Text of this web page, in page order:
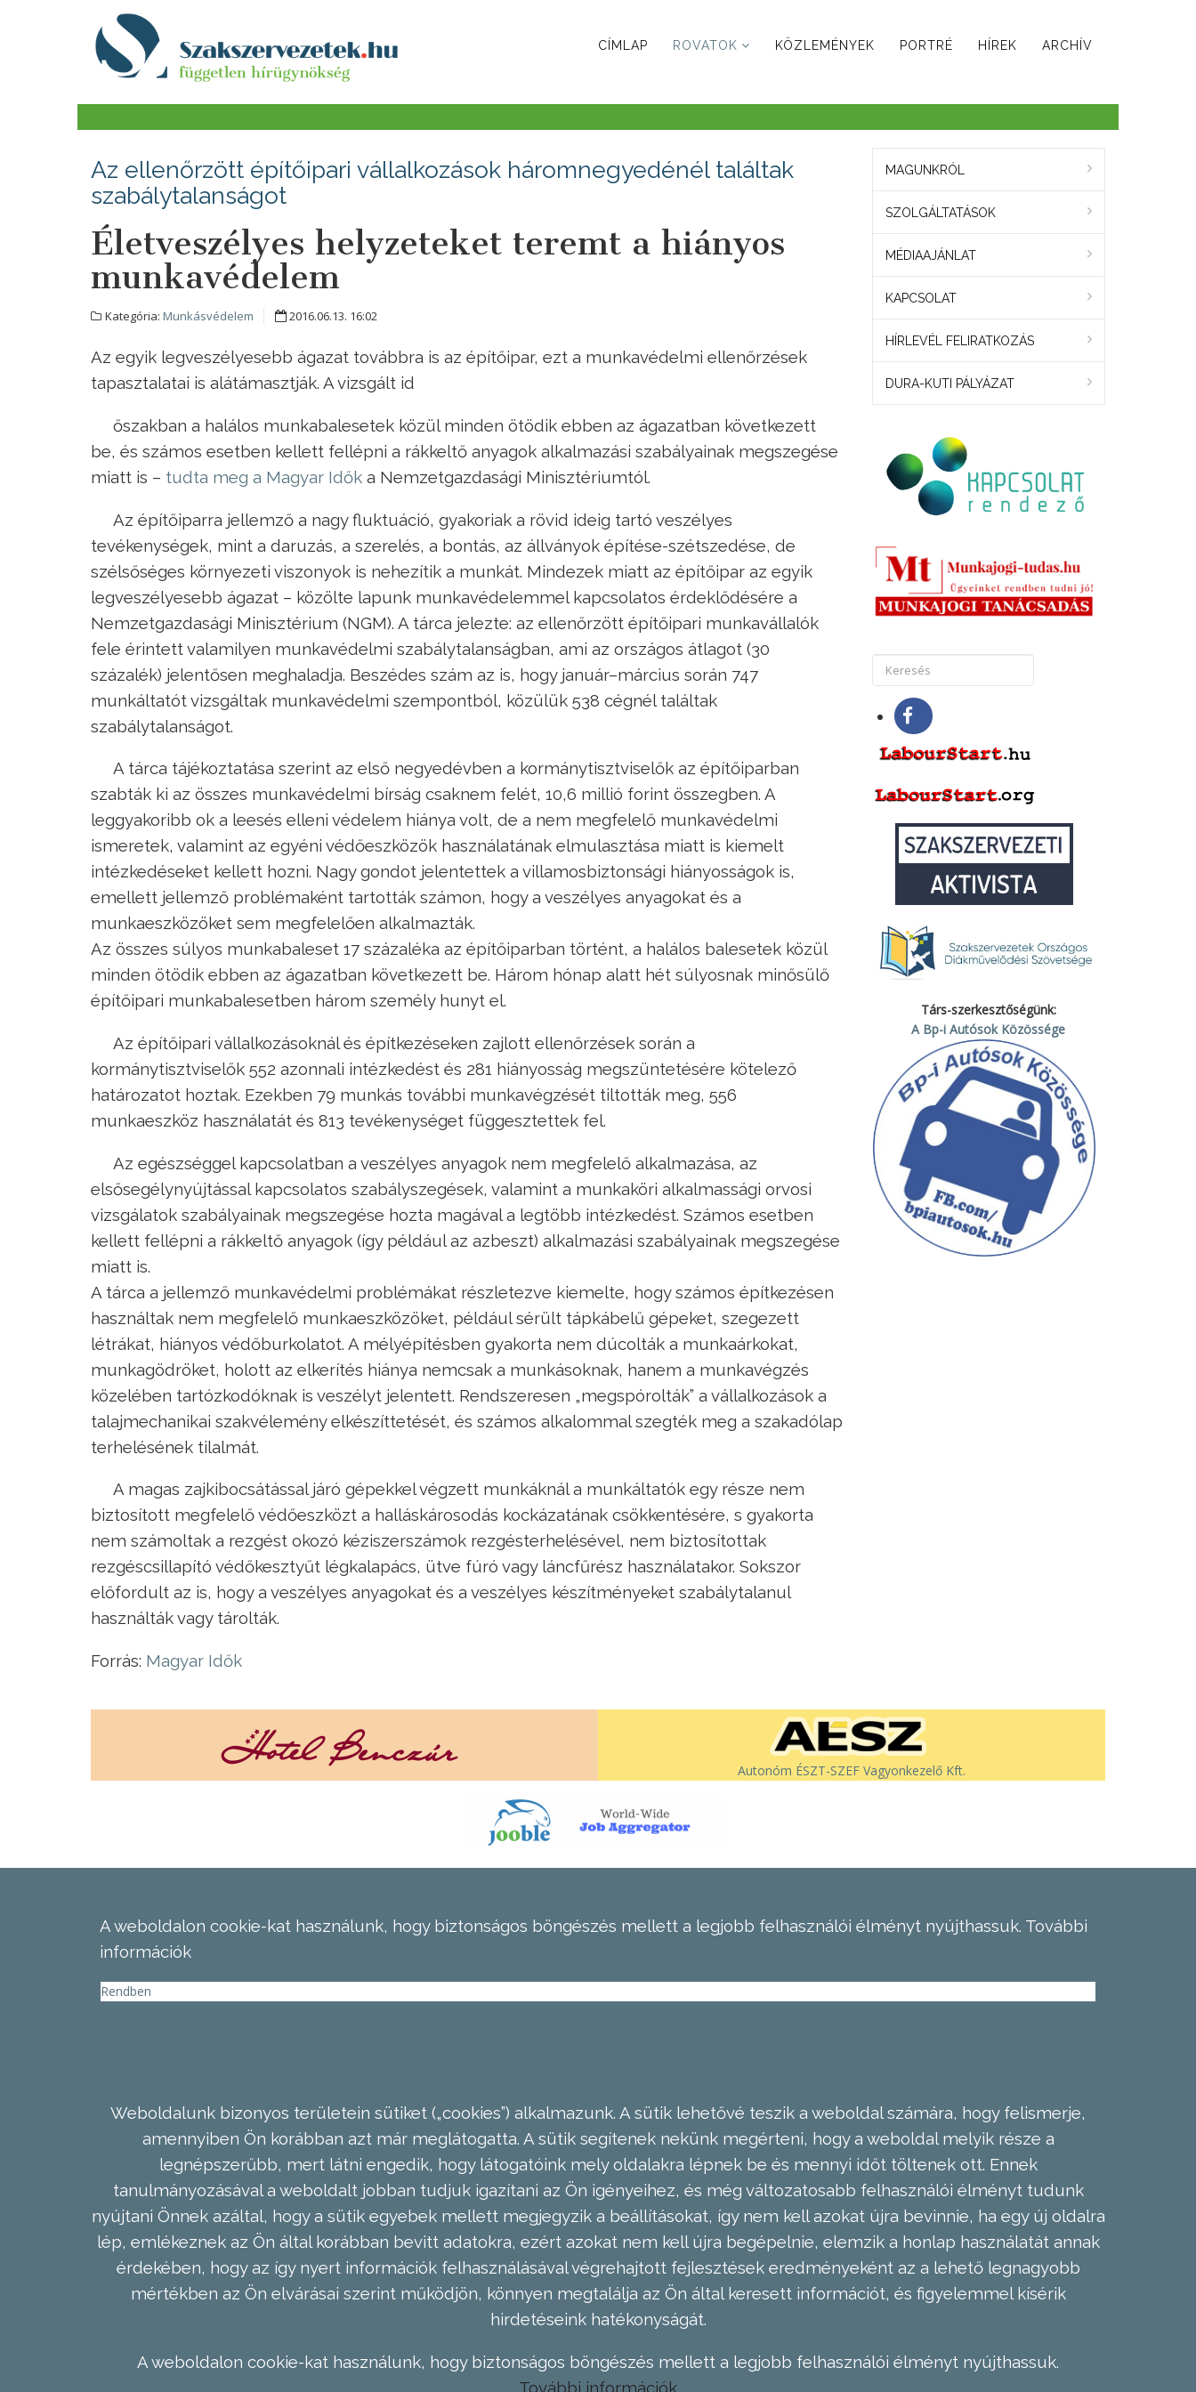
CÍMLAP ROVATOK KÖZLEMÉNYEK PORTRÉ HÍREK ARCHÍV
Az ellenőrzött építőipari vállalkozások háromnegyedénél találtak
szabálytalanságot
Életveszélyes helyzeteket teremt a hiányos
munkavédelem
Kategória: Munkásvédelem 2016.06.13. 16:02
Az egyik legveszélyesebb ágazat továbbra is az építőipar, ezt a munkavédelmi ellenőrzések
tapasztalatai is alátámasztják. A vizsgált id
őszakban a halálos munkabalesetek közül minden ötödik ebben az ágazatban következett
be, és számos esetben kellett fellépni a rákkeltő anyagok alkalmazási szabályainak megszegése
miatt is – tudta meg a Magyar Idők a Nemzetgazdasági Minisztériumtól.
Az építőiparra jellemző a nagy fluktuáció, gyakoriak a rövid ideig tartó veszélyes
tevékenységek, mint a daruzás, a szerelés, a bontás, az állványok építése-szétszedése, de
szélsőséges környezeti viszonyok is nehezítik a munkát. Mindezek miatt az építőipar az egyik
legveszélyesebb ágazat – közölte lapunk munkavédelemmel kapcsolatos érdeklődésére a
Nemzetgazdasági Minisztérium (NGM). A tárca jelezte: az ellenőrzött építőipari munkavállalók
fele érintett valamilyen munkavédelmi szabálytalanságban, ami az országos átlagot (30
százalék) jelentősen meghaladja. Beszédes szám az is, hogy január–március során 747
munkáltatót vizsgáltak munkavédelmi szempontból, közülük 538 cégnél találtak
szabálytalanságot.
A tárca tájékoztatása szerint az első negyedévben a kormánytisztviselők az építőiparban
szabták ki az összes munkavédelmi bírság csaknem felét, 10,6 millió forint összegben. A
leggyakoribb ok a leesés elleni védelem hiánya volt, de a nem megfelelő munkavédelmi
ismeretek, valamint az egyéni védőeszközök használatának elmulasztása miatt is kiemelt
intézkedéseket kellett hozni. Nagy gondot jelentettek a villamosbiztonsági hiányosságok is,
emellett jellemző problémaként tartották számon, hogy a veszélyes anyagokat és a
munkaeszközöket sem megfelelően alkalmazták.
Az összes súlyos munkabaleset 17 százaléka az építőiparban történt, a halálos balesetek közül
minden ötödik ebben az ágazatban következett be. Három hónap alatt hét súlyosnak minősülő
építőipari munkabalesetben három személy hunyt el.
Az építőipari vállalkozásoknál és építkezéseken zajlott ellenőrzések során a
kormánytisztviselők 552 azonnali intézkedést és 281 hiányosság megszüntetésére kötelező
határozatot hoztak. Ezekben 79 munkás további munkavégzését tiltották meg, 556
munkaeszköz használatát és 813 tevékenységet függesztettek fel.
Az egészséggel kapcsolatban a veszélyes anyagok nem megfelelő alkalmazása, az
elsősegélynyújtással kapcsolatos szabályszegések, valamint a munkaköri alkalmassági orvosi
vizsgálatok szabályainak megszegése hozta magával a legtöbb intézkedést. Számos esetben
kellett fellépni a rákkeltő anyagok (így például az azbeszt) alkalmazási szabályainak megszegése
miatt is.
A tárca a jellemző munkavédelmi problémákat részletezve kiemelte, hogy számos építkezésen
használtak nem megfelelő munkaeszközöket, például sérült tápkábelű gépeket, szegezett
létrákat, hiányos védőburkolatot. A mélyépítésben gyakorta nem dúcolták a munkaárkokat,
munkagödröket, holott az elkerítés hiánya nemcsak a munkásoknak, hanem a munkavégzés
közelében tartózkodóknak is veszélyt jelentett. Rendszeresen „megspórolták” a vállalkozások a
talajmechanikai szakvélemény elkészíttetését, és számos alkalommal szegték meg a szakadólap
terhelésének tilalmát.
A magas zajkibocsátással járó gépekkel végzett munkáknál a munkáltatók egy része nem
biztosított megfelelő védőeszközt a halláskárosodás kockázatának csökkentésére, s gyakorta
nem számoltak a rezgést okozó kéziszerszámok rezgésterhelésével, nem biztosítottak
rezgéscsillapító védőkesztyűt légkalapács, ütve fúró vagy láncfűrész használatakor. Sokszor
előfordult az is, hogy a veszélyes anyagokat és a veszélyes készítményeket szabálytalanul
használták vagy tárolták.
Forrás: Magyar Idők
MAGUNKRÓL
SZOLGÁLTATÁSOK
MÉDIAAJÁNLAT
KAPCSOLAT
HÍRLEVÉL FELIRATKOZÁS
DURA-KUTI PÁLYÁZAT
Társ-szerkesztőségünk:
A Bp-i Autósok Közössége
Autonóm ÉSZT-SZEF Vagyonkezelő Kft.
A weboldalon cookie-kat használunk, hogy biztonságos böngészés mellett a legjobb felhasználói élményt nyújthassuk. További
információk
Rendben
Weboldalunk bizonyos területein sütiket („cookies”) alkalmazunk. A sütik lehetővé teszik a weboldal számára, hogy felismerje,
amennyiben Ön korábban azt már meglátogatta. A sütik segítenek nekünk megérteni, hogy a weboldal melyik része a
legnépszerűbb, mert látni engedik, hogy látogatóink mely oldalakra lépnek be és mennyi időt töltenek ott. Ennek
tanulmányozásával a weboldalt jobban tudjuk igazítani az Ön igényeihez, és még változatosabb felhasználói élményt tudunk
nyújtani Önnek azáltal, hogy a sütik egyebek mellett megjegyzik a beállításokat, így nem kell azokat újra bevinnie, ha egy új oldalra
lép, emlékeznek az Ön által korábban bevitt adatokra, ezért azokat nem kell újra begépelnie, elemzik a honlap használatát annak
érdekében, hogy az így nyert információk felhasználásával végrehajtott fejlesztések eredményeként az a lehető legnagyobb
mértékben az Ön elvárásai szerint működjön, könnyen megtalálja az Ön által keresett információt, és figyelemmel kísérik
hirdetéseink hatékonyságát.
A weboldalon cookie-kat használunk, hogy biztonságos böngészés mellett a legjobb felhasználói élményt nyújthassuk.
További információk